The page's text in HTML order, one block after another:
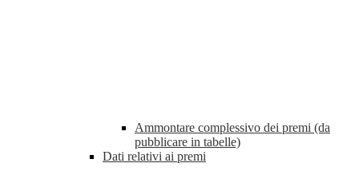
Ammontare complessivo dei premi (da
pubblicare in tabelle)
Dati relativi ai premi